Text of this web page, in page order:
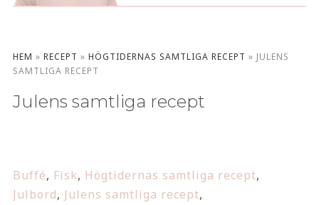
HEM » RECEPT » HÖGTIDERNAS SAMTLIGA RECEPT » JULENS
SAMTLIGA RECEPT
Julens samtliga recept
Buffé, Fisk, Högtidernas samtliga recept,
Julbord, Julens samtliga recept,